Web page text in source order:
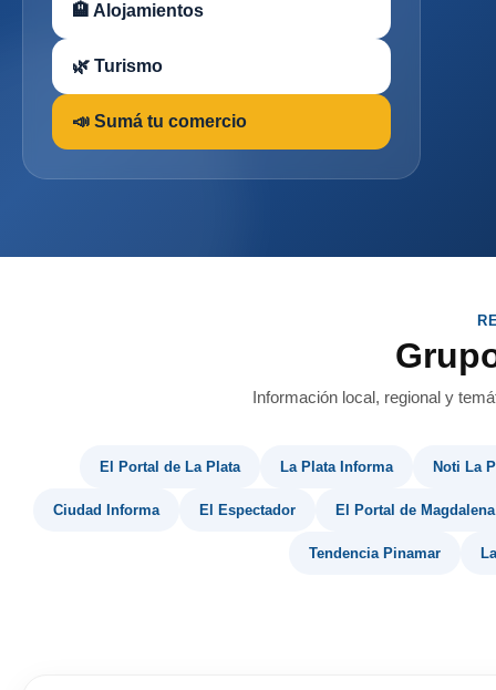
🏨 Alojamientos
🌿 Turismo
📣 Sumá tu comercio
Información local, regional y
El Portal de La Plata La Plata Informa Noti La
Ciudad Informa El Espectador El Portal de Magdalena
Tendencia Pinamar